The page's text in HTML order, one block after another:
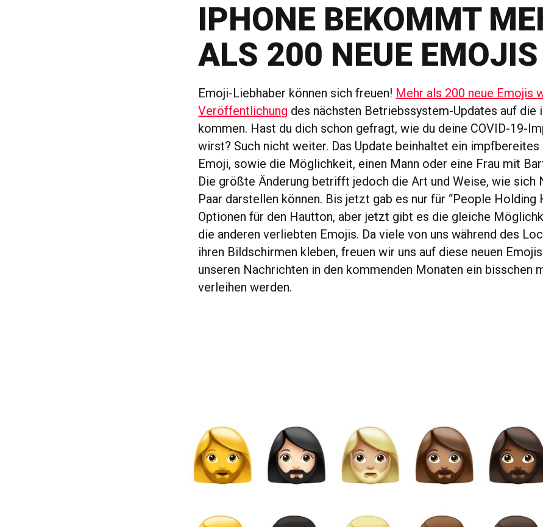
IPHONE BEKOMMT
ALS 200 NEUE EMOJIS
Emoji-Liebhaber können sich freuen! Mehr als 200 neue Emojis
Veröffentlichung des nächsten Betriebssystem-Updates auf die
kommen. Hast du dich schon gefragt, wie du deine COVID-19-
wirst? Such nicht weiter. Das Update beinhaltet ein
Emoji, sowie die Möglichkeit, einen Mann oder eine Frau mit
Die größte Änderung betrifft jedoch die Art und Weise, wie sich
Paar darstellen können. Bis jetzt gab es nur für “People Holding
Optionen für den Hautton, aber jetzt gibt es die gleiche
die anderen verliebten Emojis. Da viele von uns während des
ihren Bildschirmen kleben, freuen wir uns auf diese neuen
unseren Nachrichten in den kommenden Monaten ein bisschen
verleihen werden.